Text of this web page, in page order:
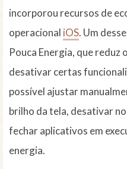
incorporou recursos de
operacional iOS. Um
Pouca Energia, que reduz
desativar certas
possível ajustar
brilho da tela, desativar
fechar aplicativos em
energia.